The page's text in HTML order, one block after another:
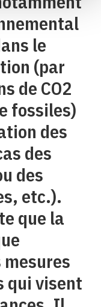
le
(par
de CO2
fossiles)
des
des
des
etc.).
que la
qui visent